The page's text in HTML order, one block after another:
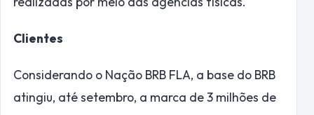
Clientes
Considerando o Nação BRB FLA, a base do BRB
atingiu, até setembro, a marca de 3 milhões de